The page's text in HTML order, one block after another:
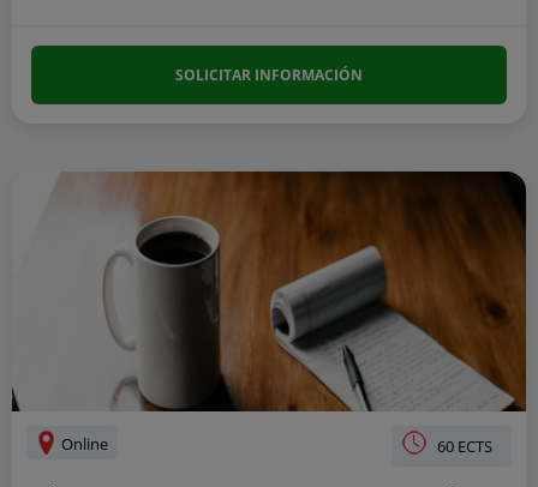
SOLICITAR INFORMACIÓN
Online 60 ECTS